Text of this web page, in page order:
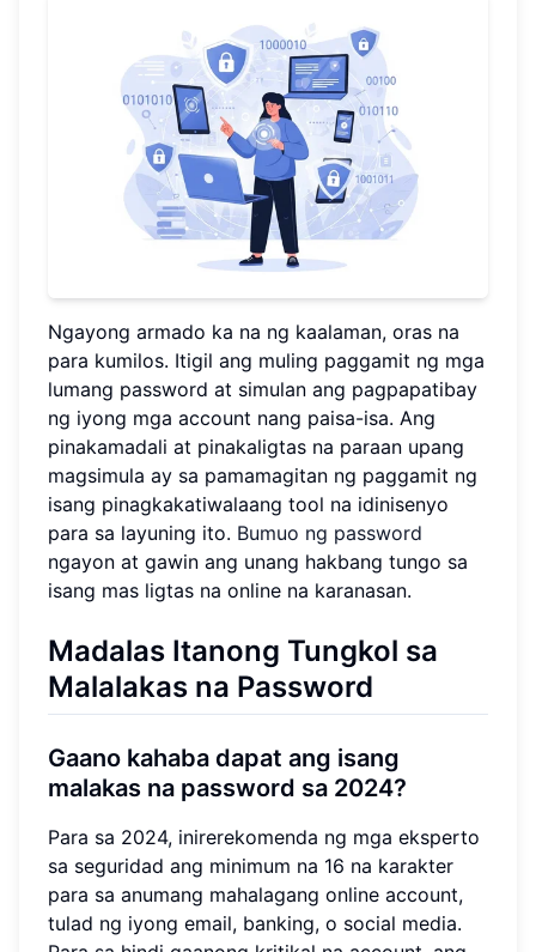
Ngayong armado ka na ng kaalaman, oras na
para kumilos. Itigil ang muling paggamit ng mga
lumang password at simulan ang pagpapatibay
ng iyong mga account nang paisa-isa. Ang
pinakamadali at pinakaligtas na paraan upang
magsimula ay sa pamamagitan ng paggamit ng
isang pinagkakatiwalaang tool na idinisenyo
para sa layuning ito. Bumuo ng password
ngayon at gawin ang unang hakbang tungo sa
isang mas ligtas na online na karanasan.
Madalas Itanong Tungkol sa
Malalakas na Password
Gaano kahaba dapat ang isang
malakas na password sa 2024?
Para sa 2024, inirerekomenda ng mga eksperto
sa seguridad ang minimum na 16 na karakter
para sa anumang mahalagang online account,
tulad ng iyong email, banking, o social media.